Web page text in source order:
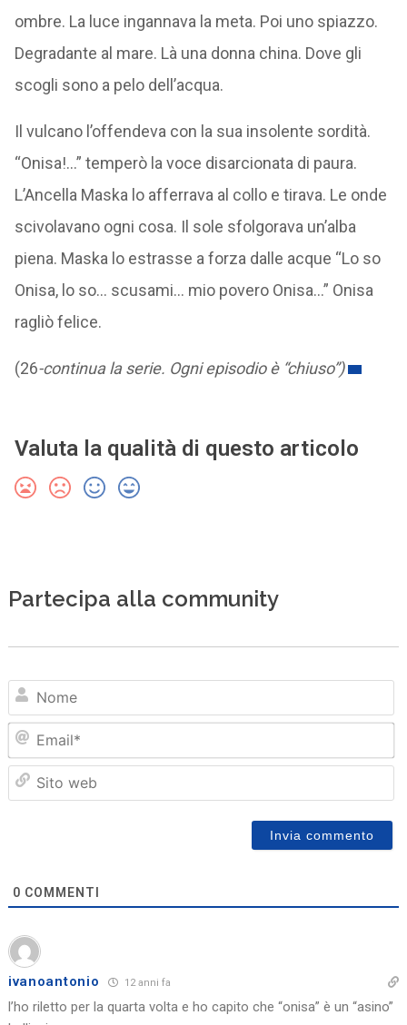
ombre. La luce ingannava la meta. Poi uno spiazzo.
Degradante al mare. Là una donna china. Dove gli
scogli sono a pelo dell’acqua.
Il vulcano l’offendeva con la sua insolente sordità.
“Onisa!…” temperò la voce disarcionata di paura.
L’Ancella Maska lo afferrava al collo e tirava. Le onde
scivolavano ogni cosa. Il sole sfolgorava un’alba
piena. Maska lo estrasse a forza dalle acque “Lo so
Onisa, lo so… scusami… mio povero Onisa…” Onisa
ragliò felice.
(26-continua la serie. Ogni episodio è “chiuso”)
Valuta la qualità di questo articolo
Partecipa alla community
0 COMMENTI
ivanoantonio 12 anni fa
l’ho riletto per la quarta volta e ho capito che “onisa” è un “asino”